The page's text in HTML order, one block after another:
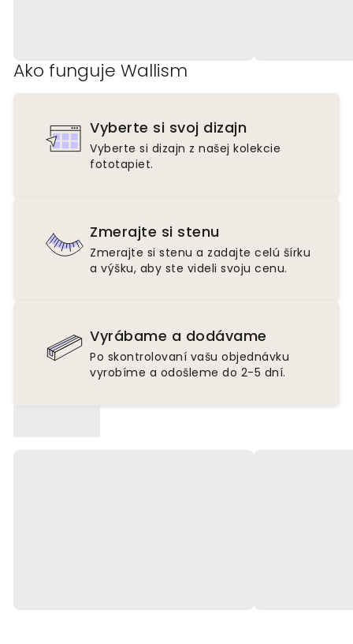
Ako funguje Wallism
Vyberte si svoj dizajn
Vyberte si dizajn z našej kolekcie
fototapiet.
Zmerajte si stenu
Zmerajte si stenu a zadajte celú šírku
a výšku, aby ste videli svoju cenu.
Vyrábame a dodávame
Po skontrolovaní vašu objednávku
vyrobíme a odošleme do 2-5 dní.